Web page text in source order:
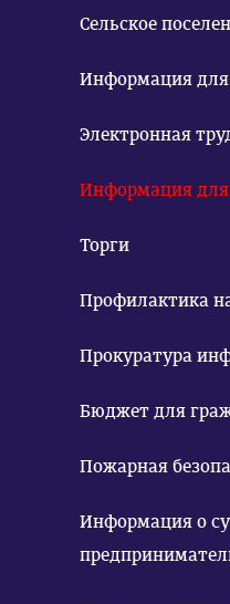
Сельское
Информация
Электронная
Информация
Торги
Профилактика
Прокуратура
Бюджет для
Пожарная
Информация о